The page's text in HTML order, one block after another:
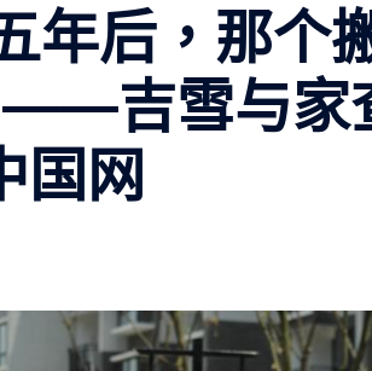
年后，那个
——吉雪与家
国网